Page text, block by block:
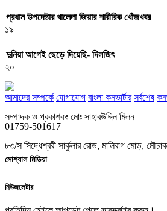
প্রধান উপদেষ্টার খালেদা জিয়ার শারীরিক খোঁজখবর
১৯
দুনিয়া আগেই ছেড়ে দিয়েছি- দিলজিৎ
২০
আমাদের সম্পর্কে যোগাযোগ বাংলা কনভার্টার সর্বশেষ
সম্পাদক ও প্রকাশকঃ মোঃ সাহাবউদ্দিন মিলন
01759-501617
৮৩/স সিদ্ধেশ্বরী সার্কুলার রোড, মালিবাগ মোড়,
সোশ্যাল মিডিয়া
নিউজলেটার